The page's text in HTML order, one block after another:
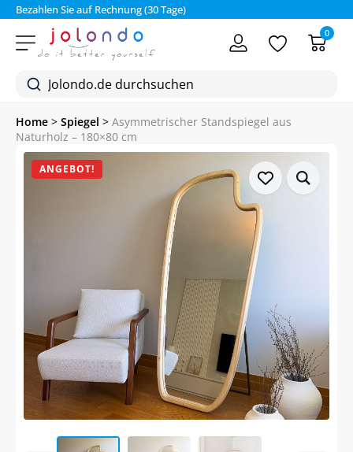
Bezahlen Sie auf Rechnung (30 Tage)
0
Home > Spiegel > Asymmetrischer Standspiegel aus
Naturholz – 180×80 cm
ANGEBOT!